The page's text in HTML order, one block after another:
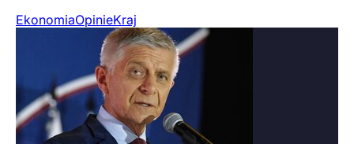
EkonomiaOpinieKraj